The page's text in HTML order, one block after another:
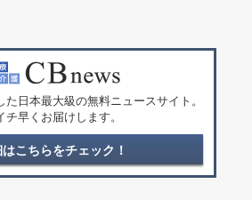
た日本最大級の無料ニュースサイト。
早くお届けします。
こちらをチェック！